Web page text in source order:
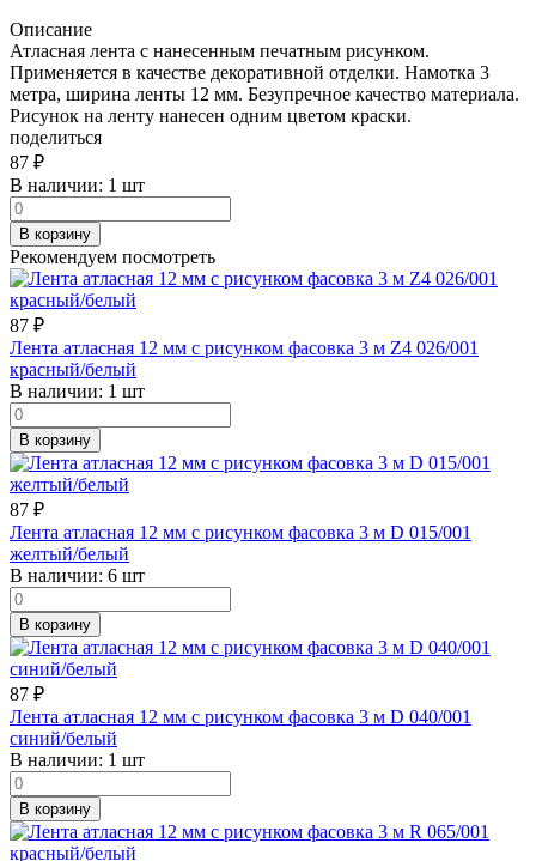
Описание
Атласная лента с нанесенным печатным рисунком.
Применяется в качестве декоративной отделки. Намотка 3
метра, ширина ленты 12 мм. Безупречное качество материала.
Рисунок на ленту нанесен одним цветом краски.
поделиться
87 ₽
В наличии: 1 шт
В корзину
Рекомендуем посмотреть
87 ₽
Лента атласная 12 мм с рисунком фасовка 3 м Z4 026/001
красный/белый
В наличии: 1 шт
В корзину
87 ₽
Лента атласная 12 мм с рисунком фасовка 3 м D 015/001
желтый/белый
В наличии: 6 шт
В корзину
87 ₽
Лента атласная 12 мм с рисунком фасовка 3 м D 040/001
синий/белый
В наличии: 1 шт
В корзину